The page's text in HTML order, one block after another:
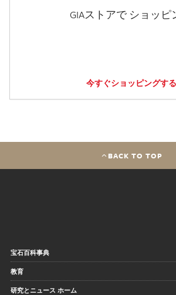
GIAストアで ショッピ
今すぐショッピングする
BACK TO TOP
宝石百科事典
教育
研究とニュース ホーム